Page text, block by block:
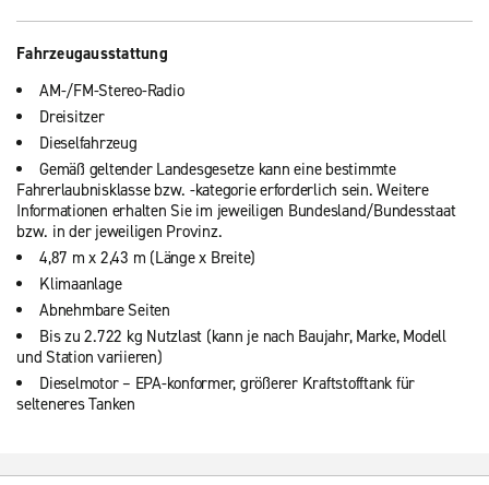
Fahrzeugausstattung
AM-/FM-Stereo-Radio
Dreisitzer
Dieselfahrzeug
Gemäß geltender Landesgesetze kann eine bestimmte
Fahrerlaubnisklasse bzw. -kategorie erforderlich sein. Weitere
Informationen erhalten Sie im jeweiligen Bundesland/Bundesstaat
bzw. in der jeweiligen Provinz.
4,87 m x 2,43 m (Länge x Breite)
Klimaanlage
Abnehmbare Seiten
Bis zu 2.722 kg Nutzlast (kann je nach Baujahr, Marke, Modell
und Station variieren)
Dieselmotor – EPA-konformer, größerer Kraftstofftank für
selteneres Tanken